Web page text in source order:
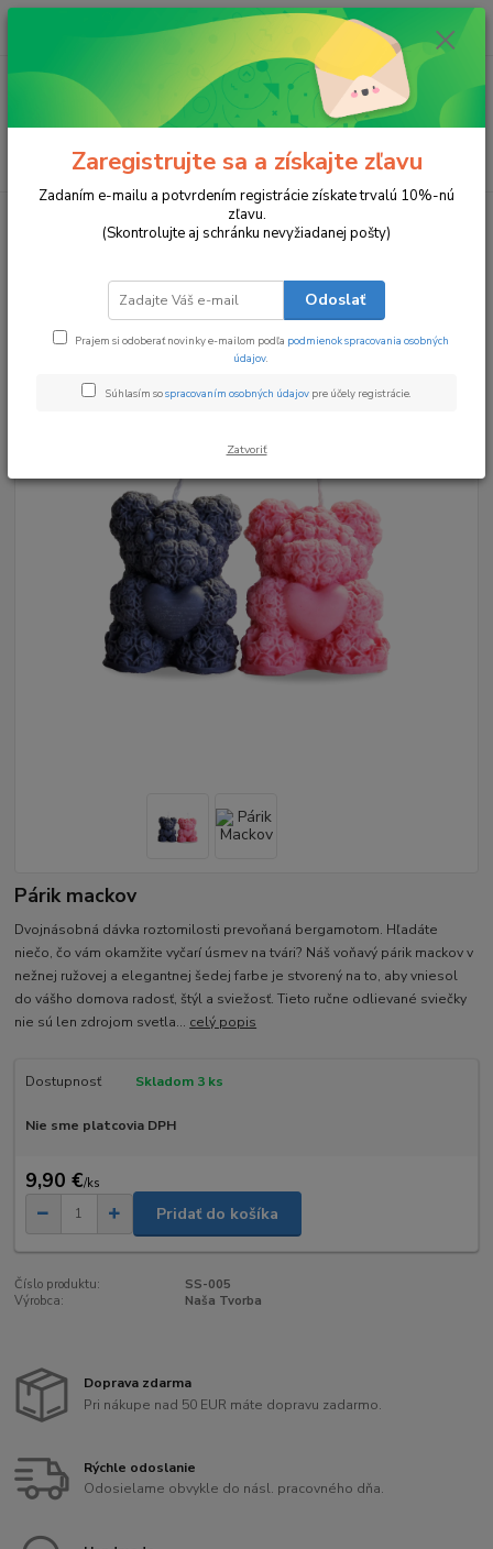
Hľadať
ks
za0 €
Stojace a dekoračné sviečky
Párik mackov
Dvojnásobná dávka roztomilosti prevoňaná bergamotom. Hľadáte
niečo, čo vám okamžite vyčarí úsmev na tvári? Náš voňavý párik mackov v
nežnej ružovej a elegantnej šedej farbe je stvorený na to, aby vniesol
do vášho domova radosť, štýl a sviežosť. Tieto ručne odlievané sviečky
nie sú len zdrojom svetla... celý popis
Dostupnosť Skladom 3 ks
Nie sme platcovia DPH
9,90 €/ks
Pridať do košíka
Číslo produktu:
SS-005
Výrobca:
Naša Tvorba
Doprava zdarma
Pri nákupe nad 50 EUR máte dopravu zadarmo.
Rýchle odoslanie
Odosielame obvykle do násl. pracovného dňa.
Zaregistrujte sa a získajte zľavu
Zadaním e-mailu a potvrdením registrácie získate trvalú 10%-nú
zľavu.
(Skontrolujte aj schránku nevyžiadanej pošty)
Odoslať
Prajem si odoberať novinky e-mailom podľa podmienok spracovania osobných
údajov
Súhlasím sospracovaním osobných údajov pre účely registrácie.
Zatvoriť